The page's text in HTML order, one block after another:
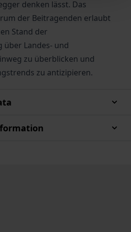
denken lässt. Das
der Beitragenden erlaubt
Stand der
über Landes- und
zu überblicken und
zu antizipieren.